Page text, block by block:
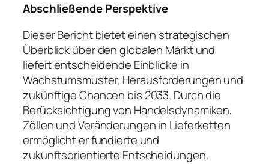
Abschließende Perspektive
Dieser Bericht bietet einen strategischen
Überblick über den globalen Markt und
liefert entscheidende Einblicke in
Wachstumsmuster, Herausforderungen und
zukünftige Chancen bis 2033. Durch die
Berücksichtigung von Handelsdynamiken,
Zöllen und Veränderungen in Lieferketten
ermöglicht er fundierte und
zukunftsorientierte Entscheidungen.